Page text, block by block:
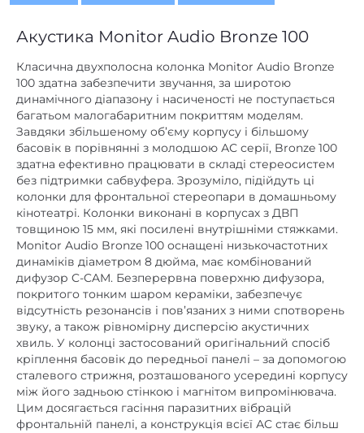
Матеріал обробки немає
Пиловологозахищений корпус немає
Підсилювач немає
Пульт ДК немає
Регулювання високих частот немає
Регулювання низьких частот немає
Установка полична
Фазоінвертор в колонках
Функція Power Bank немає
Розміщення немає
Акустика Monitor Audio Bronze 100
Класична двухполосна колонка Monitor Audio Bronze
100 здатна забезпечити звучання, за широтою
динамічного діапазону і насиченості не поступається
багатьом малогабаритним покриттям моделям.
Завдяки збільшеному об’єму корпусу і більшому
басовік в порівнянні з молодшою ​​АС серії, Bronze 100
здатна ефективно працювати в складі стереосистем
без підтримки сабвуфера. Зрозуміло, підійдуть ці
колонки для фронтальної стереопари в домашньому
кінотеатрі. Колонки виконані в корпусах з ДВП
товщиною 15 мм, які посилені внутрішніми стяжками.
Monitor Audio Bronze 100 оснащені низькочастотних
динаміків діаметром 8 дюйма, має комбінований
дифузор C-CAM. Безперервна поверхню дифузора,
покритого тонким шаром кераміки, забезпечує
відсутність резонансів і пов’язаних з ними спотворень
звуку, а також рівномірну дисперсію акустичних
хвиль. У колонці застосований оригінальний спосіб
кріплення басовік до передньої панелі – за допомогою
сталевого стрижня, розташованого усередині корпусу
між його задньою стінкою і магнітом випромінювача.
Цим досягається гасіння паразитних вібрацій
фронтальній панелі, а конструкція всієї АС стає більш